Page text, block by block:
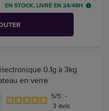
EN STOCK, LIVRÉ EN 24/48H
0.1g à 3kg
en verre
5/5 -
3 avis